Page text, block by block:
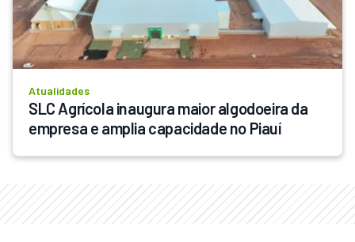
Atualidades
SLC Agrícola inaugura maior algodoeira da
empresa e amplia capacidade no Piauí